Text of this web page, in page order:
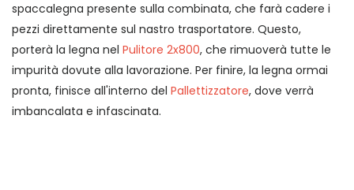
spaccalegna presente sulla combinata, che farà cadere i
pezzi direttamente sul nastro trasportatore. Questo,
porterà la legna nel Pulitore 2x800, che rimuoverà tutte le
impurità dovute alla lavorazione. Per finire, la legna ormai
pronta, finisce all'interno del Pallettizzatore, dove verrà
imbancalata e infascinata.